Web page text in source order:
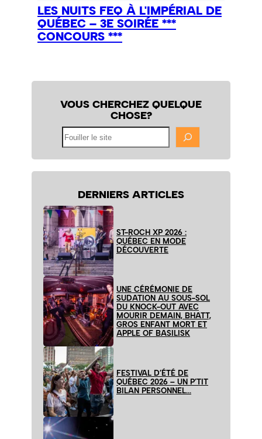
LES NUITS FEQ À L'IMPÉRIAL DE
QUÉBEC – 3E SOIRÉE ***
CONCOURS ***
VOUS CHERCHEZ QUELQUE
CHOSE?
DERNIERS ARTICLES
ST-ROCH XP 2026 :
QUÉBEC EN MODE
DÉCOUVERTE
UNE CÉRÉMONIE DE
SUDATION AU SOUS-SOL
DU KNOCK-OUT AVEC
MOURIR DEMAIN, BHATT,
GROS ENFANT MORT ET
APPLE OF BASILISK
FESTIVAL D’ÉTÉ DE
QUÉBEC 2026 – UN P’TIT
BILAN PERSONNEL…